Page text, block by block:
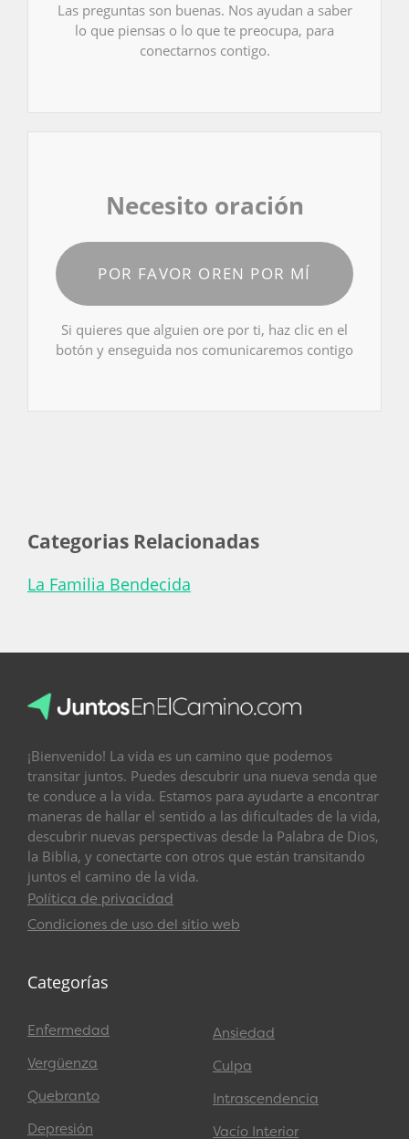
Las preguntas son buenas. Nos ayudan a saber
lo que piensas o lo que te preocupa, para
conectarnos contigo.
Necesito oración
POR FAVOR OREN POR MÍ
Si quieres que alguien ore por ti, haz clic en el
botón y enseguida nos comunicaremos contigo
Categorias Relacionadas
La Familia Bendecida
¡Bienvenido! La vida es un camino que podemos
transitar juntos. Puedes descubrir una nueva senda que
te conduce a la vida. Estamos para ayudarte a encontrar
maneras de hallar el sentido a las dificultades de la vida,
descubrir nuevas perspectivas desde la Palabra de Dios,
la Biblia, y conectarte con otros que están transitando
juntos el camino de la vida.
Política de privacidad
Condiciones de uso del sitio web
Categorías
Enfermedad
Vergüenza
Quebranto
Depresión
Ansiedad
Culpa
Intrascendencia
Vacío Interior